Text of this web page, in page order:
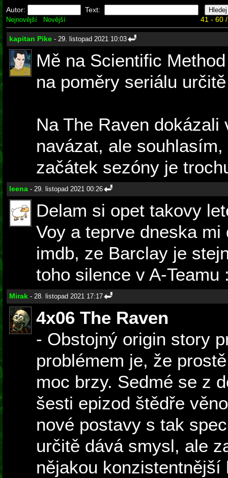
Autor: Text:
Nejnovější Novější 41 - 60
kapitan Pike - 29. listopad 2021 10:03
Mě na Scientific
na poměry seriálu
Na The Raven dokázali
navázat, ale
začátek sezóny je
leena - 29. listopad 2021 00:26
Delam si opet takovy
Voy a teprve dneska
imdb, ze Barclay je
toho silence v A-Teamu
Mirak - 28. listopad 2021 17:17
4x06 The Raven
- Obstojný origin story
problémem je, že
moc brzy. Sedmé se z
šesti epizod štědře
nové postavy s tak
určitě dává smysl, ale
nějakou